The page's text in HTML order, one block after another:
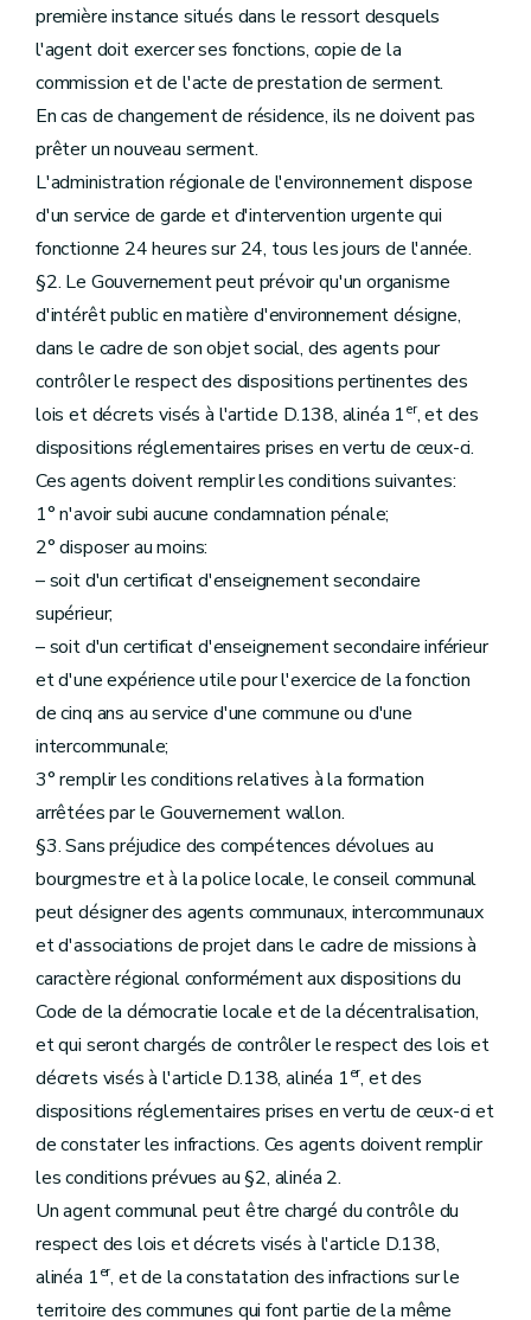
première instance situés dans le ressort desquels
l'agent doit exercer ses fonctions, copie de la
commission et de l'acte de prestation de serment.
En cas de changement de résidence, ils ne doivent pas
prêter un nouveau serment.
L'administration régionale de l'environnement dispose
d'un service de garde et d'intervention urgente qui
fonctionne 24 heures sur 24, tous les jours de l'année.
§2. Le Gouvernement peut prévoir qu'un organisme
d'intérêt public en matière d'environnement désigne,
dans le cadre de son objet social, des agents pour
contrôler le respect des dispositions pertinentes des
lois et décrets visés à l'article D.138, alinéa 1er, et des
dispositions réglementaires prises en vertu de ceux-ci.
Ces agents doivent remplir les conditions suivantes:
1° n'avoir subi aucune condamnation pénale;
2° disposer au moins:
– soit d'un certificat d'enseignement secondaire
supérieur;
– soit d'un certificat d'enseignement secondaire inférieur
et d'une expérience utile pour l'exercice de la fonction
de cinq ans au service d'une commune ou d'une
intercommunale;
3° remplir les conditions relatives à la formation
arrêtées par le Gouvernement wallon.
§3. Sans préjudice des compétences dévolues au
bourgmestre et à la police locale, le conseil communal
peut désigner des agents communaux, intercommunaux
et d'associations de projet dans le cadre de missions à
caractère régional conformément aux dispositions du
Code de la démocratie locale et de la décentralisation,
et qui seront chargés de contrôler le respect des lois et
décrets visés à l'article D.138, alinéa 1er, et des
dispositions réglementaires prises en vertu de ceux-ci et
de constater les infractions. Ces agents doivent remplir
les conditions prévues au §2, alinéa 2.
Un agent communal peut être chargé du contrôle du
respect des lois et décrets visés à l'article D.138,
alinéa 1er, et de la constatation des infractions sur le
territoire des communes qui font partie de la même